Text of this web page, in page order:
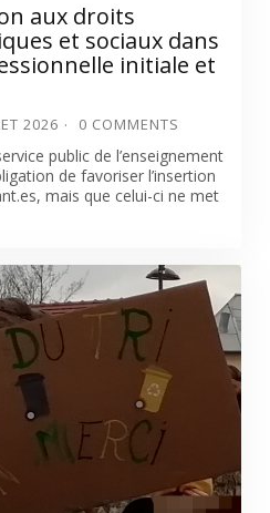
aux droits
et sociaux dans
initiale et
2026 0 COMMENTS
public de l’enseignement
de favoriser l’insertion
mais que celui-ci ne met